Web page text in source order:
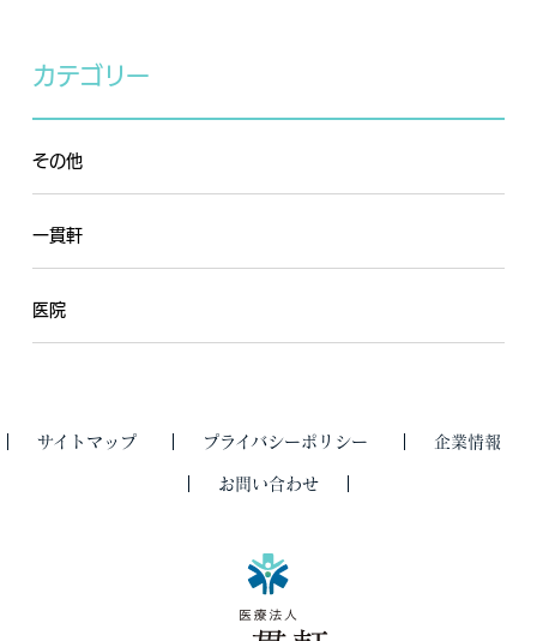
カテゴリー
その他
一貫軒
医院
サイトマップ プライバシーポリシー 企業情報
お問い合わせ